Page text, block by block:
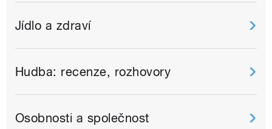
Jídlo a zdraví
Hudba: recenze, rozhovory
Osobnosti a společnost